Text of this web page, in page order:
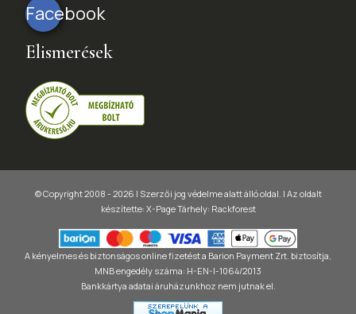
Facebook
Elismerések
© Copyright 2008 - 2026 | Szerzői jog védelme alatt álló oldal. | Az oldalt
készítette: X-PageTárhely: Rackforest
A kényelmes és biztonságos online fizetést a Barion Payment Zrt. biztosítja,
MNB engedély száma: H-EN-I-1064/2013
Bankkártya adatai áruházunkhoz nem jutnak el.